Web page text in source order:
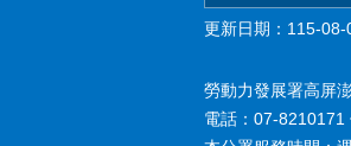
更新日期：115-08-
勞動力發展署高屏
電話：07-